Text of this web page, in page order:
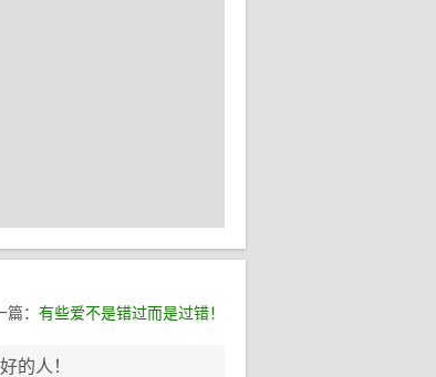
篇： 有些爱不是错过而是过错！
的人！